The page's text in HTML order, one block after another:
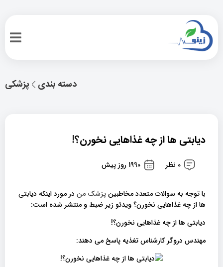
پزشکی دسته بندی
دیابتی ها از چه غذا‌هایی نخورن؟!
0 نظر 1990 روز پیش
با توجه به سوالات متعدد مخاطبینپزشک من در مورد اینکه دیابتی
ها از چه غذا‌هایی نخورن؟ ویدئو زیر ضبط و منتشر شده است:
دیابتی ها از چه غذا‌هایی نخورن؟!
مهندس دروگر کارشناس تغذیه پاسخ می دهند: